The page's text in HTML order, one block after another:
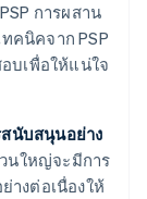
การผสาน
คนิคจาก PSP
บเพื่อให้แน่ใจ
นับสนุนอย่าง
วนใหญ่จะมีการ
างต่อเนื่องให้